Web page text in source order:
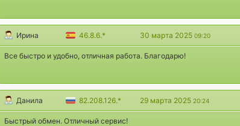
Ирина 46.8.6.* 30 марта 2025 09:20
Все быстро и удобно, отличная работа. Благодарю!
Данила 82.208.126.* 29 марта 2025 20:24
Быстрый обмен. Отличный сервис!